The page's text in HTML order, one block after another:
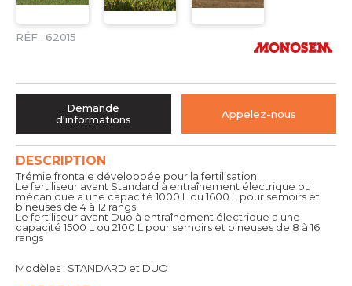
RÉF : 62015
DESCRIPTION
Trémie frontale développée pour la fertilisation.
Le fertiliseur avant Standard à entraînement électrique ou
mécanique a une capacité 1000 L ou 1600 L pour semoirs et
bineuses de 4 à 12 rangs.
Le fertiliseur avant Duo à entraînement électrique a une
capacité 1500 L ou 2100 L pour semoirs et bineuses de 8 à 16
rangs
Modèles : STANDARD et DUO
Demande
d'informations
Appelez-nous